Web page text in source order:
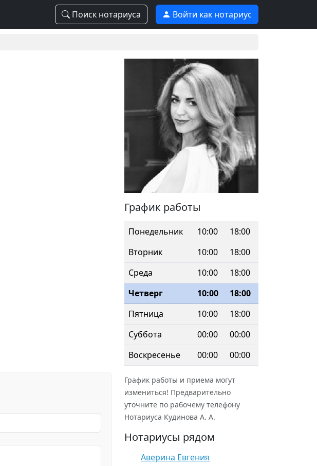
Поиск нотариуса Войти как нотариус
График работы
Понедельник 10:00
18:00
Вторник
10:00
18:00
Среда
10:00
18:00
Четверг
10:00
18:00
Пятница
10:00
18:00
Суббота
00:00
00:00
Воскресенье
00:00 00:00
График работы и приема могут
измениться! Предварительно
уточните по рабочему телефону
Нотариуса Кудинова А. А.
Нотариусы рядом
Аверина Евгения